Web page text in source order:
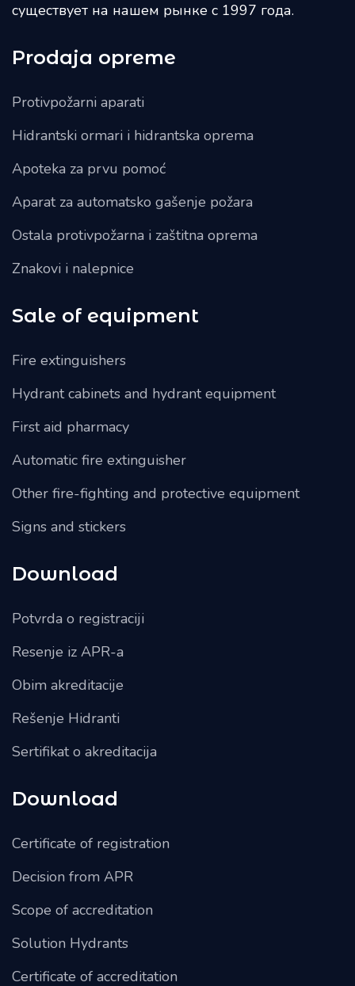
существует на нашем рынке с 1997 года.
Prodaja opreme
Protivpožarni aparati
Hidrantski ormari i hidrantska oprema
Apoteka za prvu pomoć
Aparat za automatsko gašenje požara
Ostala protivpožarna i zaštitna oprema
Znakovi i nalepnice
Sale of equipment
Fire extinguishers
Hydrant cabinets and hydrant equipment
First aid pharmacy
Automatic fire extinguisher
Other fire-fighting and protective equipment
Signs and stickers
Download
Potvrda o registraciji
Resenje iz APR-a
Obim akreditacije
Rešenje Hidranti
Sertifikat o akreditacija
Download
Certificate of registration
Decision from APR
Scope of accreditation
Solution Hydrants
Certificate of accreditation